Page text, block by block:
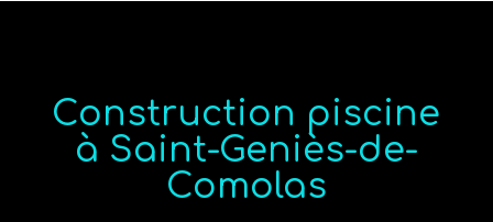
Construction piscine
à Saint-Geniès-de-
Comolas